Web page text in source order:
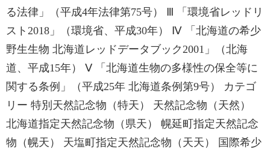
る法律」（平成4年法律第75号） Ⅲ 「環境省レッドリ
スト2018」（環境省、平成30年） Ⅳ 「北海道の希少
野生生物 北海道レッドデータブック2001」（北海
道、平成15年） Ⅴ 「北海道生物の多様性の保全等に
関する条例」（平成25年 北海道条例第9号） カテゴ
リー 特別天然記念物（特天） 天然記念物（天然）
北海道指定天然記念物（県天） 幌延町指定天然記念
物（幌天） 天塩町指定天然記念物（天天） 国際希少